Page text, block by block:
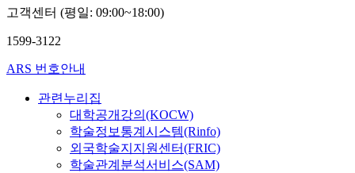
고객센터 (평일: 09:00~18:00)
1599-3122
ARS 번호안내
관련누리집
대학공개강의(KOCW)
학술정보통계시스템(Rinfo)
외국학술지지원센터(FRIC)
학술관계분석서비스(SAM)